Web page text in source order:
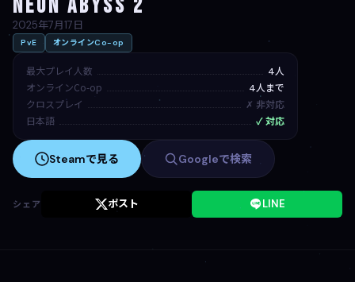
Neon Abyss 2
2025年7月17日
PvE オンラインCo-op
最大プレイ人数 4人
オンラインCo-op 4人まで
クロスプレイ ✗ 非対応
日本語 ✓ 対応
Steamで見る Googleで検索
シェア ポスト LINE